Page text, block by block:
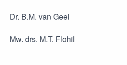
Dr. B.M. van Geel
Mw. drs. M.T. Flohil